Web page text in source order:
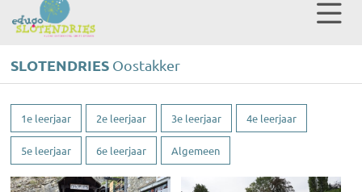
SLOTENDRIES Oostakker
1e leerjaar 2e leerjaar 3e leerjaar 4e leerjaar
5e leerjaar 6e leerjaar Algemeen